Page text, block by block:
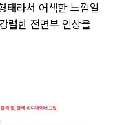
태라서 어색한 느낌일
렬한 전면부 인상을